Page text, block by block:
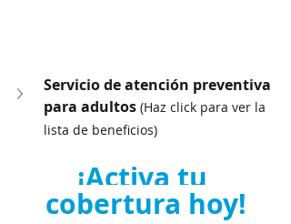
Servicio de atención preventiva
para adultos (Haz click para ver la
lista de beneficios)
¡Activa tu
cobertura hoy!